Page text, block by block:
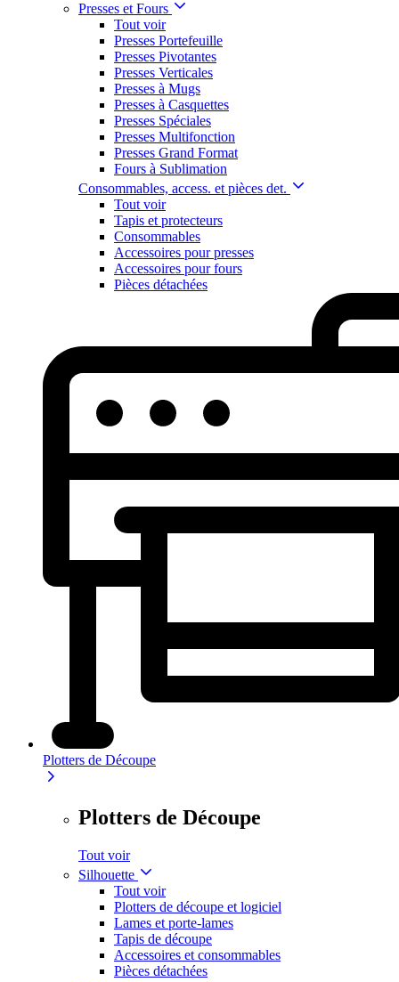
Presses et Fours
Tout voir
Presses Portefeuille
Presses Pivotantes
Presses Verticales
Presses à Mugs
Presses à Casquettes
Presses Spéciales
Presses Multifonction
Presses Grand Format
Fours à Sublimation
Consommables, access. et pièces det.
Tout voir
Tapis et protecteurs
Consommables
Accessoires pour presses
Accessoires pour fours
Pièces détachées
Plotters de Découpe
Plotters de Découpe
Tout voir
Silhouette
Tout voir
Plotters de découpe et logiciel
Lames et porte-lames
Tapis de découpe
Accessoires et consommables
Pièces détachées